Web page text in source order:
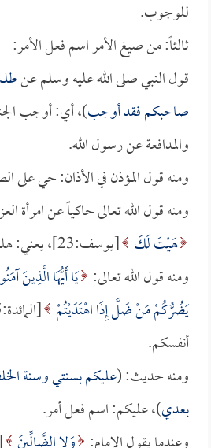
للوجوب.
ثالثاً: من صيغ الأمر اسم فعل الأمر:
قول النبي صلى الله عليه وسلم عن
صاحبكم فقد أوجب)، أي: أوجب
والمدافعة عن رسول الله.
ومنه قول المؤذن في الأذان: حي على
ومنه قول الله تعالى حاكياً عن امرأة
هَيْتَ لَكَ [يوسف:23]، يعني: هلم وتعال.
ومنه قول الله تعالى: يَا أَيُّهَا الَّذِينَ
يَضُرُّكُمْ مَنْ ضَلَّ إِذَا اهْتَدَيْتُمْ
أنفسكم.
ومنه حديث: (عليكم بسنتي وسنة
بعدي)، عليكم: اسم فعل أمر.